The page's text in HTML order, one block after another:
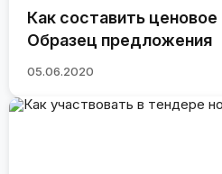
Как составить
Образец предложения
05.06.2020